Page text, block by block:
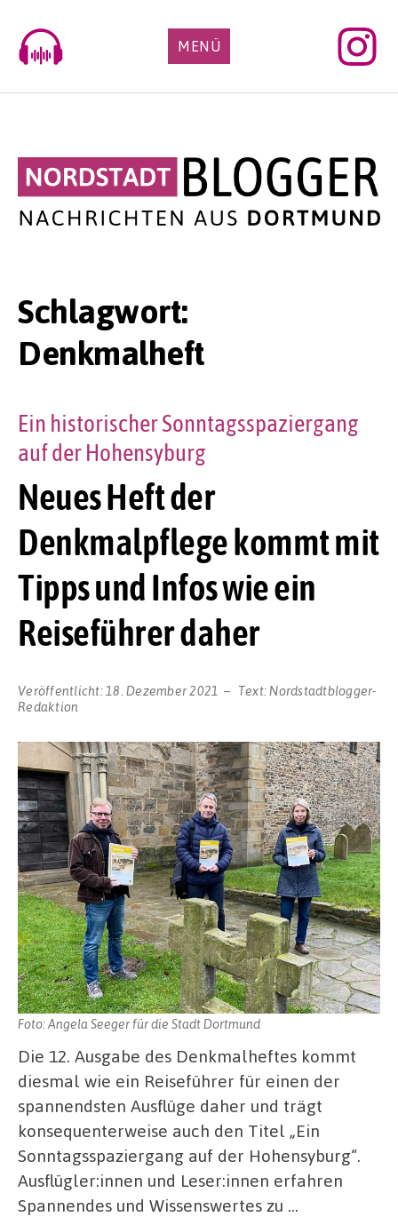
content
MENÜ
Schlagwort:
Denkmalheft
Neues Heft der
Denkmalpflege kommt mit
Tipps und Infos wie ein
Reiseführer daher
Ein historischer Sonntagsspaziergang
auf der Hohensyburg
Veröffentlicht: 18. Dezember 2021 Text: Nordstadtblogger-
Redaktion
Foto: Angela Seeger für die Stadt Dortmund
Die 12. Ausgabe des Denkmalheftes kommt
diesmal wie ein Reiseführer für einen der
spannendsten Ausflüge daher und trägt
konsequenterweise auch den Titel „Ein
Sonntagsspaziergang auf der Hohensyburg“.
Ausflügler:innen und Leser:innen erfahren
Spannendes und Wissenswertes zu …